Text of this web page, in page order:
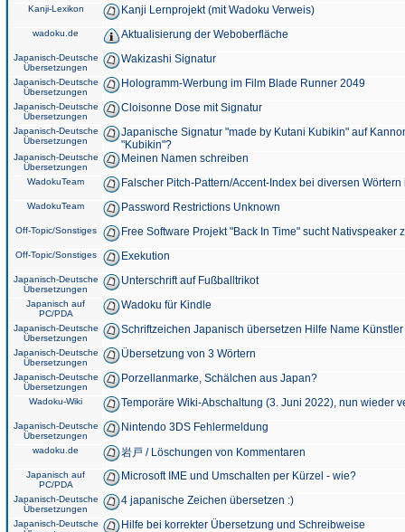
Kanji-Lexikon Kanji Lernprojekt (mit Wadoku Verweis)
wadoku.de Aktualisierung der Weboberfläche
Japanisch-Deutsche
Übersetzungen
Wakizashi Signatur
Japanisch-Deutsche
Übersetzungen
Hologramm-Werbung im Film Blade Runner 2049
Japanisch-Deutsche
Übersetzungen
Cloisonne Dose mit Signatur
Japanisch-Deutsche
Übersetzungen
Japanische Signatur "made by Kutani Kubikin" auf
"Kubikin"?
Japanisch-Deutsche
Übersetzungen
Meinen Namen schreiben
WadokuTeam Falscher Pitch-Pattern/Accent-Index bei diversen
WadokuTeam Password Restrictions Unknown
Off-Topic/Sonstiges Free Software Projekt "Back In Time" sucht Nativspeaker
Off-Topic/Sonstiges Exekution
Japanisch-Deutsche
Übersetzungen
Unterschrift auf Fußballtrikot
Japanisch auf
PC/PDA
Wadoku für Kindle
Japanisch-Deutsche
Übersetzungen
Schriftzeichen Japanisch übersetzen Hilfe Name
Japanisch-Deutsche
Übersetzungen
Übersetzung von 3 Wörtern
Japanisch-Deutsche
Übersetzungen
Porzellanmarke, Schälchen aus Japan?
Wadoku-Wiki Temporäre Wiki-Abschaltung (3. Juni 2022), nun wieder
Japanisch-Deutsche
Übersetzungen
Nintendo 3DS Fehlermeldung
wadoku.de 岩戸 / Löschungen von Kommentaren
Japanisch auf
PC/PDA
Microsoft IME und Umschalten per Kürzel - wie?
Japanisch-Deutsche
Übersetzungen
4 japanische Zeichen übersetzen :)
Japanisch-Deutsche
Hilfe bei korrekter Übersetzung und Schreibweise